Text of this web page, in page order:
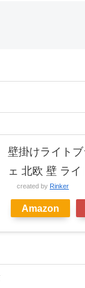
壁掛けライト
ェ 北欧 壁 ラ
created by Rinker
Amazon